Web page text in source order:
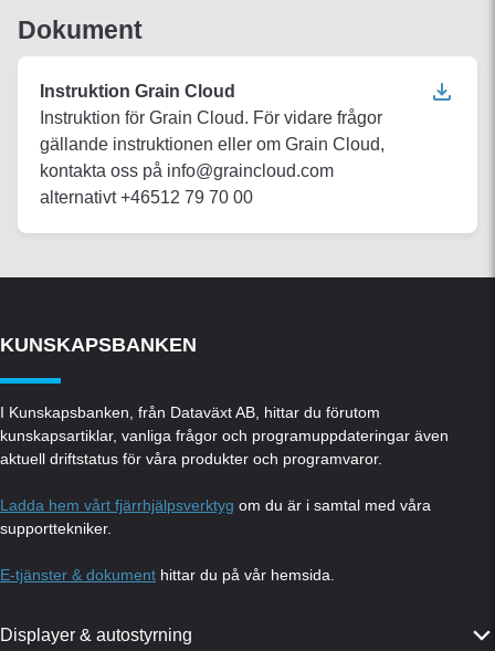
Dokument
Instruktion Grain Cloud
Instruktion för Grain Cloud. För vidare frågor
gällande instruktionen eller om Grain Cloud,
kontakta oss på info@graincloud.com
alternativt +46512 79 70 00
KUNSKAPSBANKEN
I Kunskapsbanken, från Dataväxt AB, hittar du förutom
kunskapsartiklar, vanliga frågor och programuppdateringar även
aktuell driftstatus för våra produkter och programvaror.
Ladda hem vårt fjärrhjälpsverktyg om du är i samtal med våra
supporttekniker.
E-tjänster & dokument hittar du på vår hemsida.
Displayer & autostyrning